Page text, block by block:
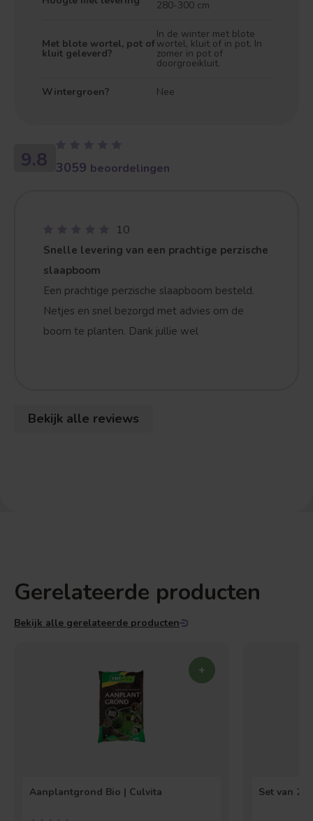
280-300 cm
Met blote wortel, pot of
kluit geleverd?
In de winter met blote
wortel, kluit of in pot. In
zomer in pot of
doorgroeikluit.
Wintergroen? Nee
9.8 3059 beoordelingen
10
Snelle levering van een prachtige perzische
slaapboom
Een prachtige perzische slaapboom besteld.
Netjes en snel bezorgd met advies om de
boom te planten. Dank jullie wel
Bekijk alle reviews
Gerelateerde producten
Bekijk alle gerelateerde producten
Aanplantgrond Bio | Culvita Set van 2
Treurvorm Vruchtdragend